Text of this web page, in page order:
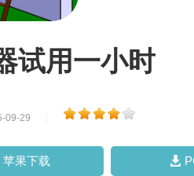
试用一小时
09-29
苹果下载